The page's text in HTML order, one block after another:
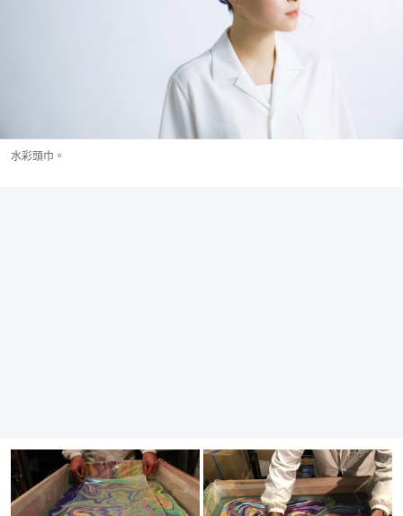
水彩頭巾。